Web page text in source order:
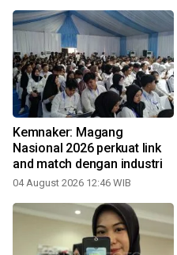
Kemnaker: Magang
Nasional 2026 perkuat link
and match dengan industri
04 August 2026 12:46 WIB